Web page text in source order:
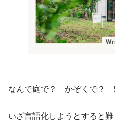
なんで庭で？ かぞくで？
いざ言語化しようとすると